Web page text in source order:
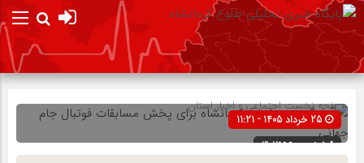
صفحه نخستاجتماعی»اخبار استان
شناسه : 302996